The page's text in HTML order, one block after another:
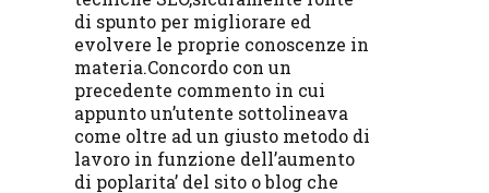
di spunto per migliorare ed
evolvere le proprie conoscenze in
materia.Concordo con un
precedente commento in cui
appunto un’utente sottolineava
come oltre ad un giusto metodo di
lavoro in funzione dell’aumento
di poplarita’ del sito o blog che